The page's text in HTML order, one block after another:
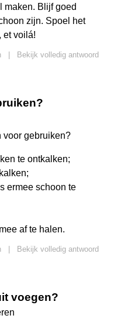
maken. Blijf goed
zijn. Spoel het
et voilá!
Bekijk volledig antwoord
voor gebruiken?
te ontkalken;
ermee schoon te
af te halen.
Bekijk volledig antwoord
voegen?